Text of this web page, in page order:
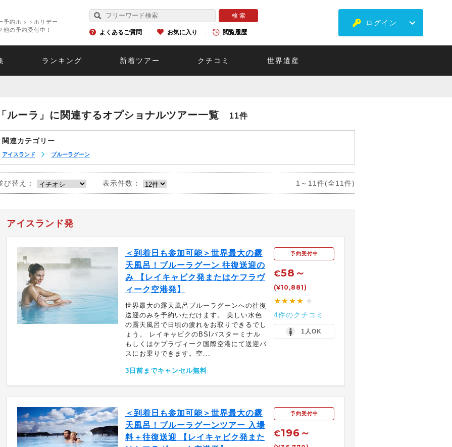
予約ホットホリデー
の予約受付中！
よくあるご質問 お気に入り 閲覧履歴
ログイン
ランキング 新着ツアー クチコミ 世界遺産
「ルーラ」に関連するオプショナルツアー一覧 11件
関連カテゴリー
アイスランド ブルーラグーン
び替え： 表示件数： 1～11件(全11件)
アイスランド発
＜到着日も参加可能＞世界最大の露
天風呂！ブルーラグーン 往復送迎の
み 【レイキャビク発またはケフラヴ
ィーク空港発】
世界最大の露天風呂ブルーラグーンへの往復
送迎のみを予約いただけます。 美しい水色
の露天風呂で日頃の疲れをお取りできるでし
ょう。 レイキャビクのBSIバスターミナル
もしくはケプラヴィーク国際空港にて送迎バ
スにお乗りできます。空...
3日前までキャンセル無料
予約受付中
€58～
(¥10,881)
★★★★ ★
4件のクチコミ
1人OK
＜到着日も参加可能＞世界最大の露
天風呂！ブルーラグーンツアー 入場
料＋往復送迎 【レイキャビク発また
予約受付中
€196～